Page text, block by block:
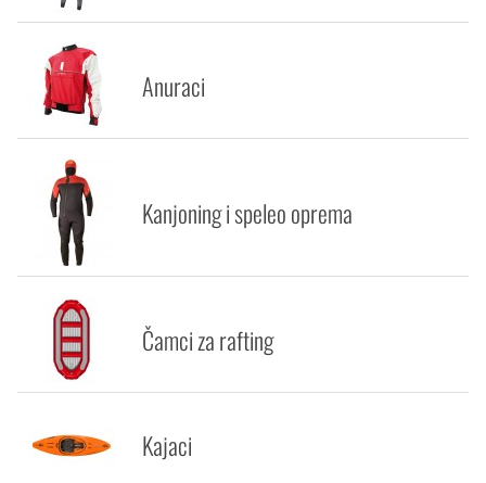
Anuraci
Kanjoning i speleo oprema
Čamci za rafting
Kajaci